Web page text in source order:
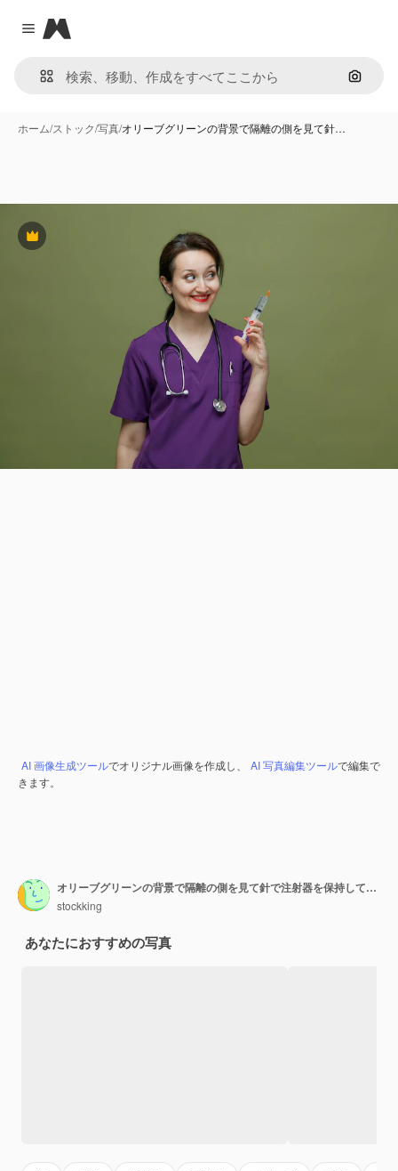
Close menu
Magnific
画像で
ホーム/ストック/写真/オリーブグリーンの背景で隔離の側を見て針…
Premium
AI 画像生成ツールでオリジナル画像を作成し、 AI 写真編集ツールで編集で
きます。
オリーブグリーンの背景で隔離の側を見て針で注射器を保持している首の周りに制服と聴診器を身に着けている中年の女性医師の笑顔
stockking
あなたにおすすめの写真